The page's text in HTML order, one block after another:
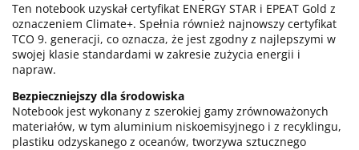
Ten notebook uzyskał certyfikat ENERGY STAR i EPEAT Gold z
oznaczeniem Climate+. Spełnia również najnowszy certyfikat
TCO 9. generacji, co oznacza, że jest zgodny z najlepszymi w
swojej klasie standardami w zakresie zużycia energii i
napraw.
Bezpieczniejszy dla środowiska
Notebook jest wykonany z szerokiej gamy zrównoważonych
materiałów, w tym aluminium niskoemisyjnego i z recyklingu,
plastiku odzyskanego z oceanów, tworzywa sztucznego